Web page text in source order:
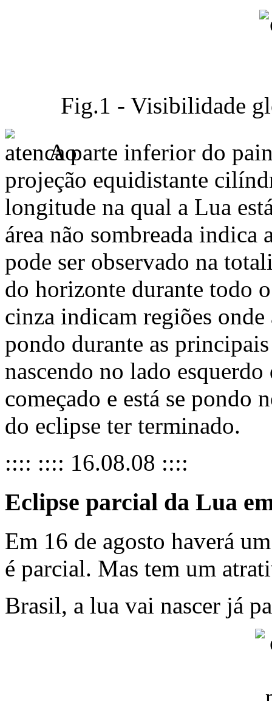
Fig.1 - Visibilidade
A parte inferior do
projeção equidistante
longitude na qual a Lua
área não sombreada indica
pode ser observado na
do horizonte durante todo
cinza indicam regiões onde
pondo durante as
nascendo no lado
começado e está se pondo
do eclipse ter terminado.
:::: :::: 16.08.08 ::::
Eclipse parcial da Lua
Em 16 de agosto haverá
é parcial. Mas tem um
Brasil, a lua vai nascer já